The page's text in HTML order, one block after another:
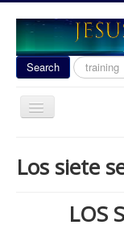
Search
Search
...
Toggle
Las señales del fin
Los siete
LOS